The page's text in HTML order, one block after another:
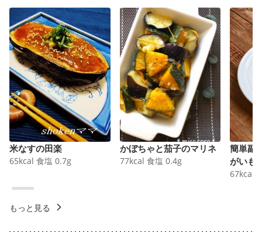
米なすの田楽
65kcal 食塩 0.7g
かぼちゃと茄子のマリネ
77kcal 食塩 0.4g
簡単副
がいも
67kcal
もっと見る